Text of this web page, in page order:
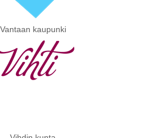
Vantaan kaupunki